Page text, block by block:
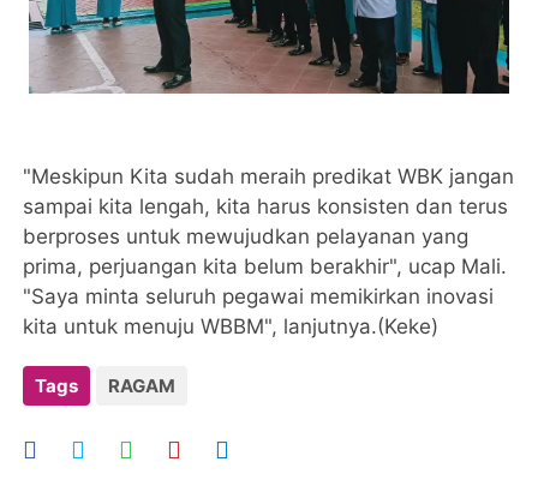
"Meskipun Kita sudah meraih predikat WBK jangan
sampai kita lengah, kita harus konsisten dan terus
berproses untuk mewujudkan pelayanan yang
prima, perjuangan kita belum berakhir", ucap Mali.
"Saya minta seluruh pegawai memikirkan inovasi
kita untuk menuju WBBM", lanjutnya.(Keke)
Tags RAGAM